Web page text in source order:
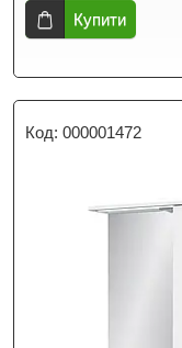
Купити
000001472